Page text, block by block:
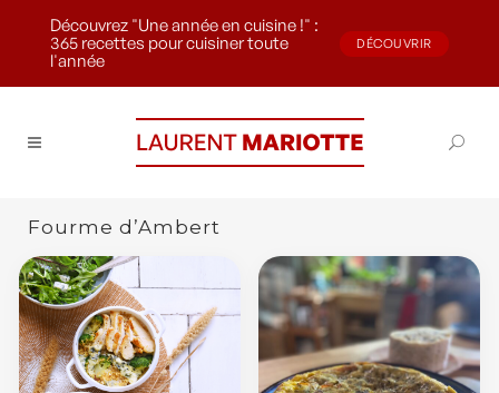
Découvrez "Une année en cuisine !" :
365 recettes pour cuisiner toute
l'année
DÉCOUVRIR
Fourme d’Ambert